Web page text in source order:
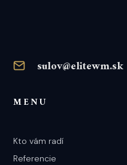
sulov@elitewm.sk
MENU
Kto vám radí
Referencie